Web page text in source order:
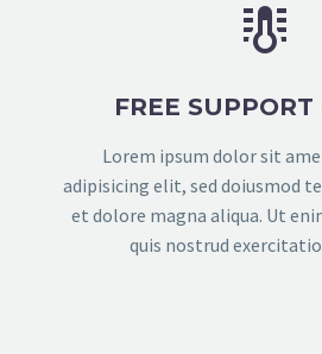


FREE
Lorem ipsum dolor sit
adipisicing elit, sed doiusmod
et dolore magna aliqua. Ut
quis nostrud